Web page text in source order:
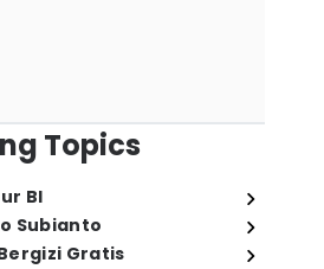
Topics
BI
Subianto
Gratis